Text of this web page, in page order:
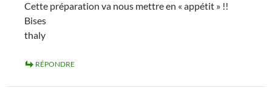
Cette préparation va nous mettre en « appétit » !!
Bises
thaly
RÉPONDRE